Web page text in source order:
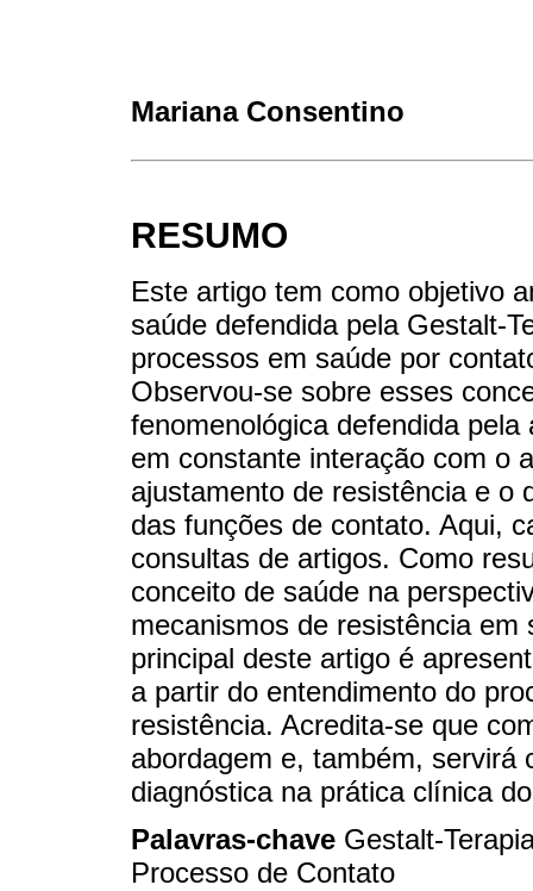
Mariana Consentino
RESUMO
Este artigo tem como objetivo
saúde defendida pela Gestalt-
processos em saúde por
Observou-se sobre esses
fenomenológica defendida
em constante interação com o
ajustamento de resistência e o
das funções de contato. Aqui,
consultas de artigos. Como
conceito de saúde na
mecanismos de resistência
principal deste artigo é
a partir do entendimento do
resistência. Acredita-se que
abordagem e, também, servirá
diagnóstica na prática clínica
Palavras-chave Gestalt-
Processo de Contato